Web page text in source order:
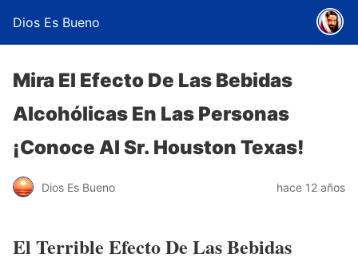
Dios Es Bueno
Mira El Efecto De Las Bebidas
Alcohólicas En Las Personas
¡Conoce Al Sr. Houston Texas!
Dios Es Bueno hace 12 años
El Terrible Efecto De Las Bebidas